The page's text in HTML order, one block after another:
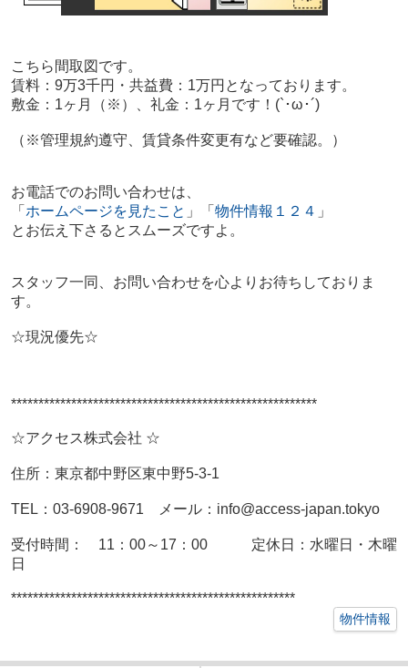
こちら間取図です。
賃料：9万3千円・共益費：1万円となっております。
敷金：1ヶ月（※）、 礼金：1ヶ月 です！ (`･ω･´)
（※管理規約遵守、賃貸条件変更有など要確認。 ）
お電話でのお問い合わせは、
「 ホームページを見たこと 」「 物件情報１２４ 」
とお伝え下さるとスムーズですよ。
スタッフ一同、お問い合わせを心よりお待ちしておりま
す。
☆現況優先☆
********************************************************
☆アクセス株式会社 ☆
住所：東京都中野区東中野5-3-1
TEL： 03-6908-9671 メール： info@access-japan.tokyo
受付時間： 11：00～17：00 定休日：水曜日・木曜
日
****************************************************
物件情報